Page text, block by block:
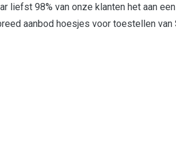
liefst 98% van onze klanten het aan
aanbod hoesjes voor toestellen van